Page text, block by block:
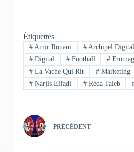
Étiquettes
#Amir Rouani #Archipel Digital
#Digital #Football #
#La Vache Qui Rit #Marketing
#Narjis Elfadi #Réda Taleb
PRÉCÉDENT